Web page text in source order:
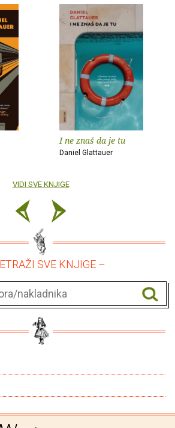
I ne znaš da je tu
Daniel Glattauer
VIDI SVE KNJIGE
SVE KNJIGE –